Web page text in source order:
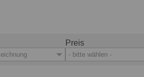
Preis
- bitte wählen -